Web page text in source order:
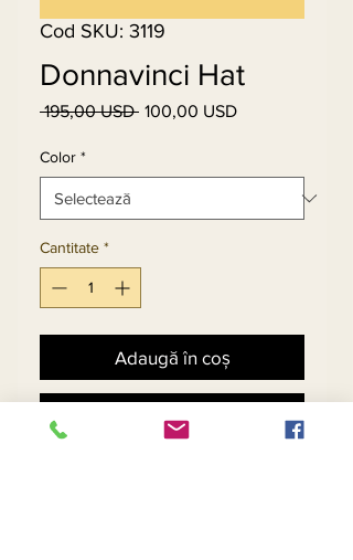
Cod SKU: 3119
Donnavinci Hat
195,00 USD Preț
100,00 USDPreț
Color *
Cantitate *
Adaugă în coș
Cumpără acum